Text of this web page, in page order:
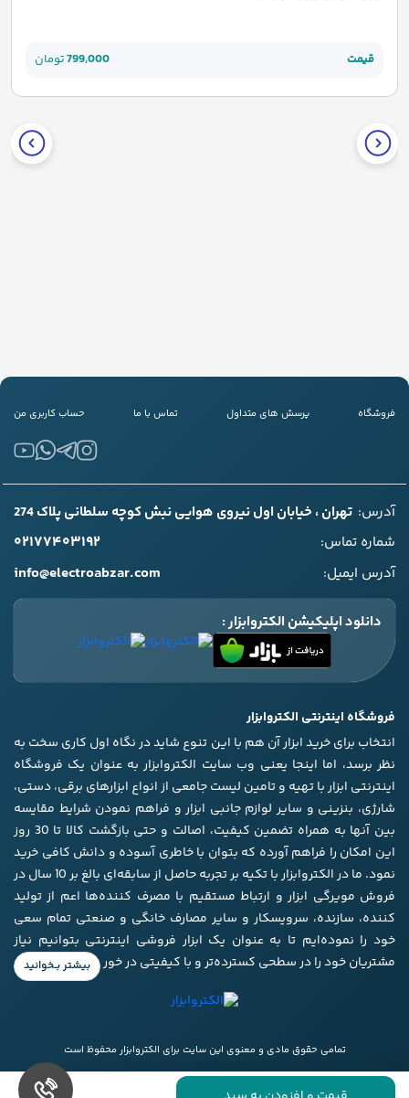
قیمت 799,000تومان
فروشگاه پرسش های متداول تماس با ما حساب کاربری من
آدرس: تهران ، خیابان اول نیروی هوایی نبش کوچه سلطانی پلاک 274
شماره تماس:
۰۲۱۷۷۴۰۳۱۹۲
آدرس ایمیل: info@electroabzar.com
دانلود اپلیکیشن الکتروابزار :
فروشگاه اینترنتی الکتروابزار
انتخاب برای خرید ابزار آن هم با این تنوع شاید در نگاه اول کاری سخت به
نظر برسد، اما اینجا یعنی وب سایت الکتروابزار به عنوان یک فروشگاه
اینترنتی ابزار با تهیه و تامین لیست جامعی از انواع ابزار‌های برقی، دستی،
شارژی، بنزینی و سایر لوازم جانبی ابزار و فراهم نمودن شرایط مقایسه
بین آنها به همراه تضمین کیفیت، اصالت و حتی بازگشت کالا تا 30 روز
این امکان را فراهم آورده که بتوان با خاطری آسوده و دانش کافی خرید
نمود. ما در الکتروابزار با تکیه بر تجربه حاصل از سابقه‌ای بالغ بر 10 سال در
فروش مویرگی ابزار و ارتباط مستقیم با مصرف کننده‌ها اعم از تولید
کننده، سازنده، سرویسکار و سایر مصارف خانگی و صنعتی تمام سعی
خود را نموده‌ایم تا به عنوان یک ابزار فروشی اینترنتی بتوانیم نیاز
مشتریان خود را در سطحی کسترده‌تر و با کیفیتی در خور برآورده کنیم.
تمامی حقوق مادی و معنوی این سایت برای الکتروابزار محفوظ است